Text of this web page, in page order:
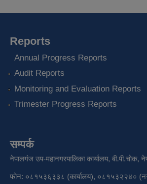
Reports
Annual Progress Reports
Audit Reports
Monitoring and Evaluation Reports
Trimester Progress Reports
सम्पर्क
नेपालगंज उप-महानगरपालिका कार्यालय, बी.पी.चोक,
फोन: ०८१५३६३३८ (कार्यालय), ०८१५३२२४०